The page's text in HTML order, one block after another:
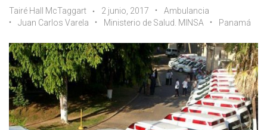
Tairé Hall McTaggart 2 junio, 2017
Ambulancia
Juan Carlos Varela
Ministerio de Salud. MINSA Panamá